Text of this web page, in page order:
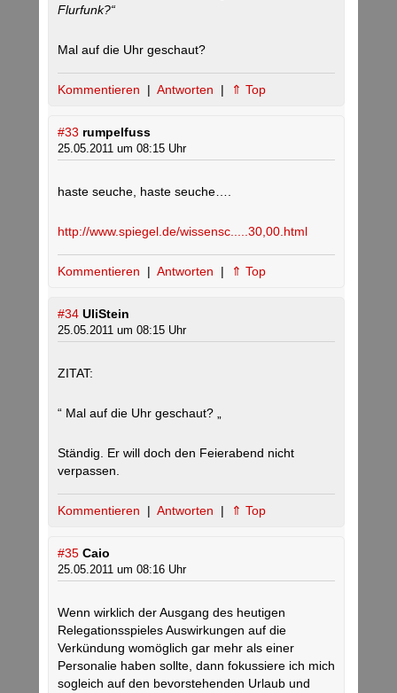
Flurfunk?“
Mal auf die Uhr geschaut?
Kommentieren | Antworten | ⇑ Top
#33 rumpelfuss
25.05.2011 um 08:15 Uhr
haste seuche, haste seuche….
http://www.spiegel.de/wissensc.....30,00.html
Kommentieren | Antworten | ⇑ Top
#34 UliStein
25.05.2011 um 08:15 Uhr
ZITAT:
“ Mal auf die Uhr geschaut? „
Ständig. Er will doch den Feierabend nicht
verpassen.
Kommentieren | Antworten | ⇑ Top
#35 Caio
25.05.2011 um 08:16 Uhr
Wenn wirklich der Ausgang des heutigen
Relegationsspieles Auswirkungen auf die
Verkündung womöglich gar mehr als einer
Personalie haben sollte, dann fokussiere ich mich
sogleich auf den bevorstehenden Urlaub und